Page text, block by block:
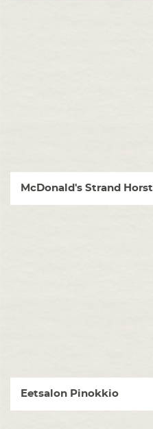
McDonald's Strand Horst
Eetsalon Pinokkio